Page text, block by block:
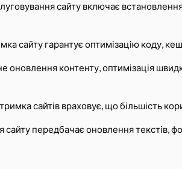
сайту включає
сайту гарантує оптимізацію коду,
оновлення контенту, оптимізація
сайтів враховує, що більшість
сайту передбачає оновлення текстів,